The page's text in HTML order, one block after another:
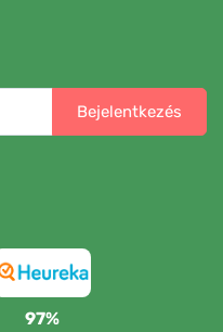
Bejelentkezés
97%